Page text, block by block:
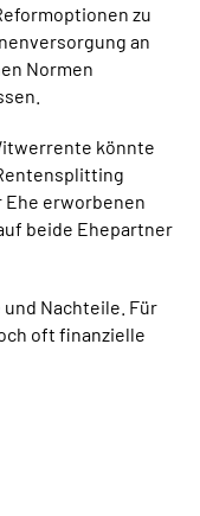
zu
an
Normen
könnte
erworbenen
beide Ehepartner
Nachteile. Für
oft finanzielle